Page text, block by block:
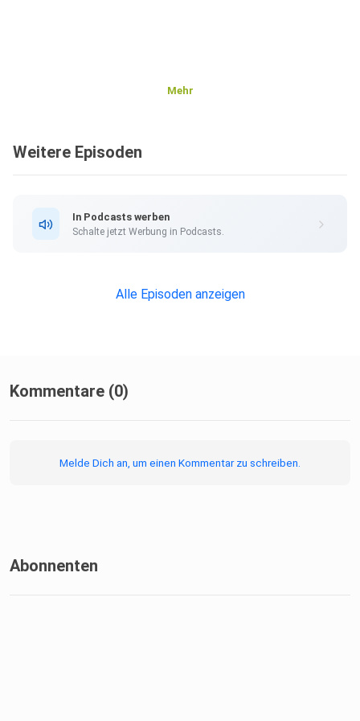
Mehr
Weitere Episoden
In Podcasts werben
Schalte jetzt Werbung in Podcasts.
Alle Episoden anzeigen
Kommentare (0)
Melde Dich an, um einen Kommentar zu schreiben.
Abonnenten